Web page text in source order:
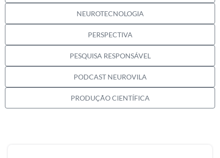
NEUROTECNOLOGIA
PERSPECTIVA
PESQUISA RESPONSÁVEL
PODCAST NEUROVILA
PRODUÇÃO CIENTÍFICA